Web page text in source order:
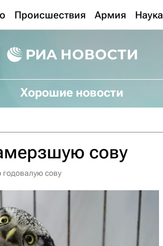
Происшествия Армия Наука
Хорошие новости
сову
сову